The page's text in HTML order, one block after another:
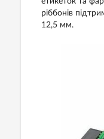
ріббонів
12,5 мм.